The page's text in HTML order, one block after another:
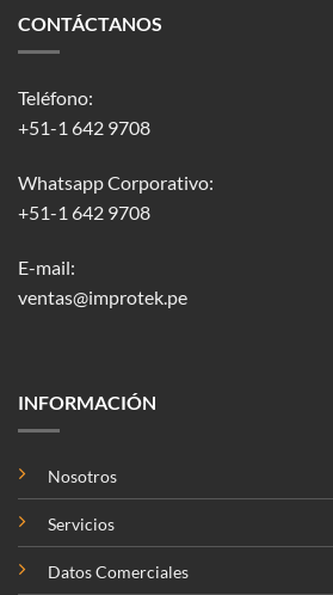
CONTÁCTANOS
Teléfono:
+51-1 642 9708
Whatsapp Corporativo:
+51-1 642 9708
E-mail:
ventas@improtek.pe
INFORMACIÓN
Nosotros
Servicios
Datos Comerciales